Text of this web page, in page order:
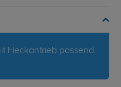
Heckantrieb passend.